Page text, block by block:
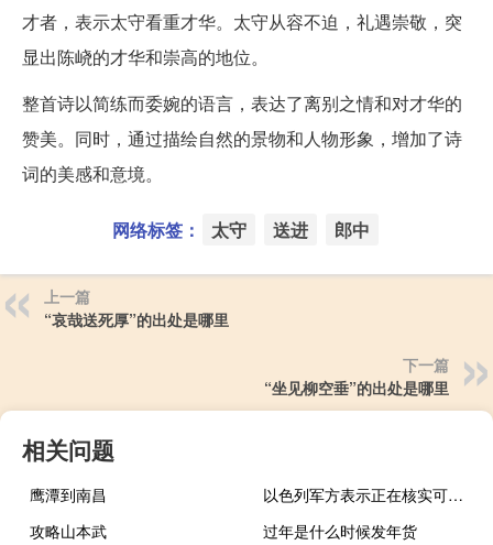
才者，表示太守看重才华。太守从容不迫，礼遇崇敬，突
显出陈峣的才华和崇高的地位。
整首诗以简练而委婉的语言，表达了离别之情和对才华的
赞美。同时，通过描绘自然的景物和人物形象，增加了诗
词的美感和意境。
网络标签： 太守 送进 郎中
上一篇
“哀哉送死厚”的出处是哪里
下一篇
“坐见柳空垂”的出处是哪里
相关问题
鹰潭到南昌
以色列军方表示正在核实可能来自叙利亚或黎巴嫩的空中渗透报告
攻略山本武
过年是什么时候发年货